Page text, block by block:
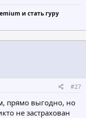
и стать гуру
#27
прямо выгодно, но
не застрахован